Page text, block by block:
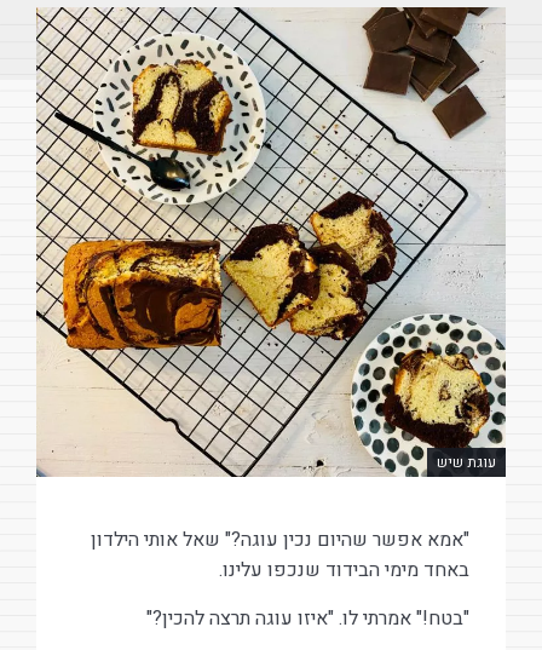
עוגת שיש
"אמא אפשר שהיום נכין עוגה?" שאל אותי הילדון
באחד מימי הבידוד שנכפו עלינו.
"בטח!" אמרתי לו. "איזו עוגה תרצה להכין?"